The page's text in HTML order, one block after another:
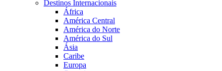
Destinos Internacionais
África
América Central
América do Norte
América do Sul
Ásia
Caribe
Europa